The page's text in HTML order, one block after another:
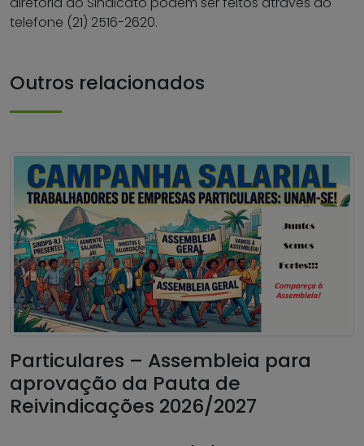
telefone (21) 2516-2620.
Outros relacionados
Particulares – Assembleia para
aprovação da Pauta de
Reivindicações 2026/2027